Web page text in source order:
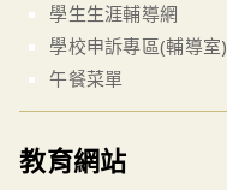
學生生涯輔導網
學校申訴專區(輔導室)
午餐菜單
教育網站